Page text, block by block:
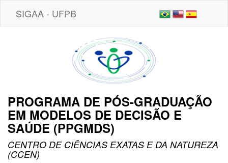
SIGAA - UFPB
PROGRAMA DE PÓS-GRADUAÇÃO
EM MODELOS DE DECISÃO E
SAÚDE (PPGMDS)
CENTRO DE CIÊNCIAS EXATAS E DA NATUREZA
(CCEN)